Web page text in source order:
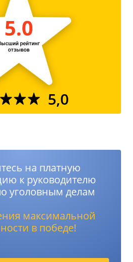
5,0
на платную
к руководителю
уголовным делам
максимальной
в победе!